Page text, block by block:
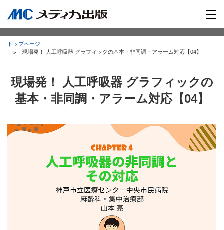
トップページ
現場発！ 人工呼吸器 グラフィックの基本・非同調・アラーム対応【04】
現場発！ 人工呼吸器 グラフィックの
基本・非同調・アラーム対応【04】